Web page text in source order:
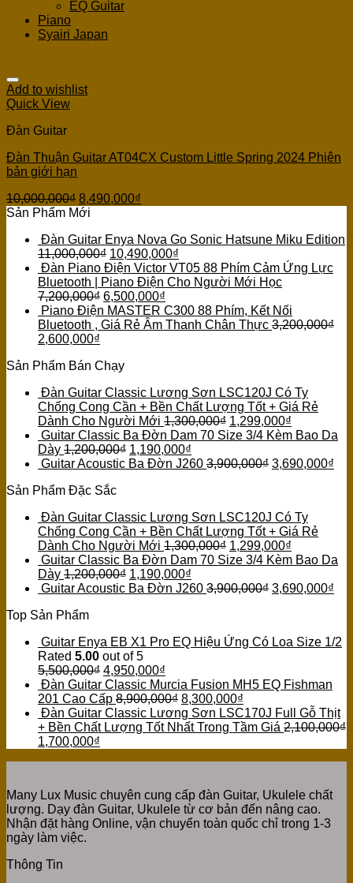
EQ Guitar
Piano
Syairi Japan
Add to wishlist
Quick View
Đàn Guitar
Đàn Thuận Guitar AT04CX Custom Little Spring 2024 Phiên
bản giới hạn
10,000,000₫ 8,490,000₫
Sản Phẩm Mới
Đàn Guitar Enya Nova Go Sonic Hatsune Miku Edition
11,000,000₫ 10,490,000₫
Đàn Piano Điện Victor VT05 88 Phím Cảm Ứng Lực
Bluetooth | Piano Điện Cho Người Mới Học
7,200,000₫ 6,500,000₫
Piano Điện MASTER C300 88 Phím, Kết Nối
Bluetooth , Giá Rẻ Âm Thanh Chân Thực 3,200,000₫
2,600,000₫
Sản Phẩm Bán Chạy
Đàn Guitar Classic Lương Sơn LSC120J Có Ty
Chống Cong Cần + Bền Chất Lượng Tốt + Giá Rẻ
Dành Cho Người Mới 1,300,000₫ 1,299,000₫
Guitar Classic Ba Đờn Dam 70 Size 3/4 Kèm Bao Da
Dày 1,200,000₫ 1,190,000₫
Guitar Acoustic Ba Đờn J260 3,900,000₫ 3,690,000₫
Sản Phẩm Đặc Sắc
Đàn Guitar Classic Lương Sơn LSC120J Có Ty
Chống Cong Cần + Bền Chất Lượng Tốt + Giá Rẻ
Dành Cho Người Mới 1,300,000₫ 1,299,000₫
Guitar Classic Ba Đờn Dam 70 Size 3/4 Kèm Bao Da
Dày 1,200,000₫ 1,190,000₫
Guitar Acoustic Ba Đờn J260 3,900,000₫ 3,690,000₫
Top Sản Phẩm
Guitar Enya EB X1 Pro EQ Hiệu Ứng Có Loa Size 1/2
Rated 5.00 out of 5
5,500,000₫ 4,950,000₫
Đàn Guitar Classic Murcia Fusion MH5 EQ Fishman
201 Cao Cấp 8,900,000₫ 8,300,000₫
Đàn Guitar Classic Lương Sơn LSC170J Full Gỗ Thịt
+ Bền Chất Lượng Tốt Nhất Trong Tầm Giá 2,100,000₫
1,700,000₫
Many Lux Music chuyên cung cấp đàn Guitar, Ukulele chất
lượng. Dạy đàn Guitar, Ukulele từ cơ bản đến nâng cao.
Nhận đặt hàng Online, vận chuyển toàn quốc chỉ trong 1-3
ngày làm việc.
Thông Tin